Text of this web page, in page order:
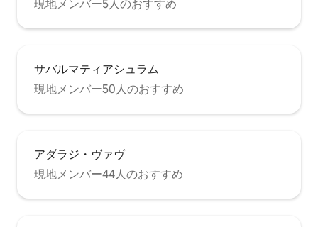
現地メンバー5人のおすすめ
サバルマティアシュラム
現地メンバー50人のおすすめ
アダラジ・ヴァヴ
現地メンバー44人のおすすめ